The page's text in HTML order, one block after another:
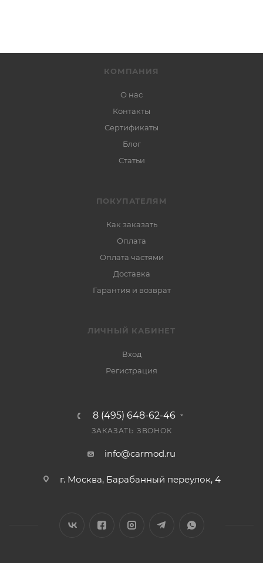
КОМПАНИЯ
О нас
Контакты
Сертификаты
Блог
Статьи
ПОКУПАТЕЛЯМ
Как заказать
Оплата
Оплата частями
Доставка
Гарантия и возврат
ЛИЧНЫЙ КАБИНЕТ
Вход
Регистрация
8 (495) 648-62-46
ЗАКАЗАТЬ ЗВОНОК
info@carmod.ru
г. Москва, Барабанный переулок, 4